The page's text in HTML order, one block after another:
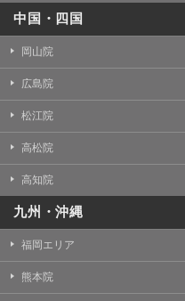
中国・四国
岡山院
広島院
松江院
高松院
高知院
九州・沖縄
福岡エリア
熊本院